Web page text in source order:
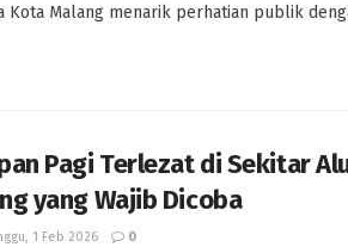
Kota Malang menarik perhatian publik
Pagi Terlezat di Sekitar
yang Wajib Dicoba
1 Feb 2026 0